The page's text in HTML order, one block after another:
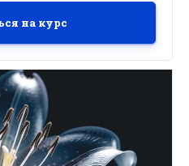
на курс